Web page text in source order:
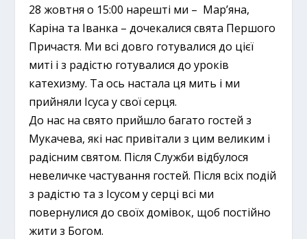
28 жовтня о 15:00 нарешті ми – Мар’яна,
Каріна та Іванка – дочекалися свята Першого
Причастя. Ми всі довго готувалися до цієї
миті і з радістю готувалися до уроків
катехизму. Та ось настала ця мить і ми
прийняли Ісуса у свої серця.
До нас на свято прийшло багато гостей з
Мукачева, які нас привітали з цим великим і
радісним святом. Після Служби відбулося
невеличке частування гостей. Після всіх подій
з радістю та з Ісусом у серці всі ми
повернулися до своїх домівок, щоб постійно
жити з Богом.